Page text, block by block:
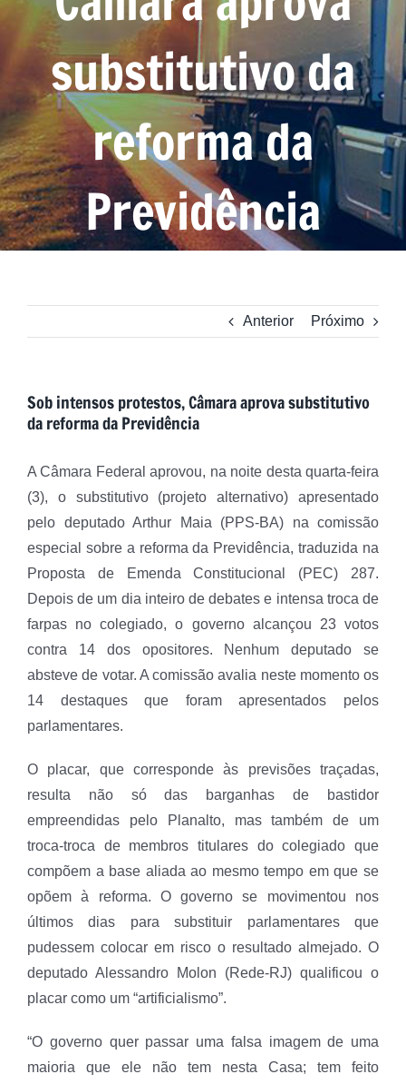
substitutivo da
reforma da
Previdência
Anterior Próximo
Sob intensos protestos, Câmara aprova substitutivo
da reforma da Previdência
A Câmara Federal aprovou, na noite desta quarta-feira
(3), o substitutivo (projeto alternativo) apresentado
pelo deputado Arthur Maia (PPS-BA) na comissão
especial sobre a reforma da Previdência, traduzida na
Proposta de Emenda Constitucional (PEC) 287.
Depois de um dia inteiro de debates e intensa troca de
farpas no colegiado, o governo alcançou 23 votos
contra 14 dos opositores. Nenhum deputado se
absteve de votar. A comissão avalia neste momento os
14 destaques que foram apresentados pelos
parlamentares.
O placar, que corresponde às previsões traçadas,
resulta não só das barganhas de bastidor
empreendidas pelo Planalto, mas também de um
troca-troca de membros titulares do colegiado que
compõem a base aliada ao mesmo tempo em que se
opõem à reforma. O governo se movimentou nos
últimos dias para substituir parlamentares que
pudessem colocar em risco o resultado almejado. O
deputado Alessandro Molon (Rede-RJ) qualificou o
placar como um “artificialismo”.
“O governo quer passar uma falsa imagem de uma
maioria que ele não tem nesta Casa; tem feito